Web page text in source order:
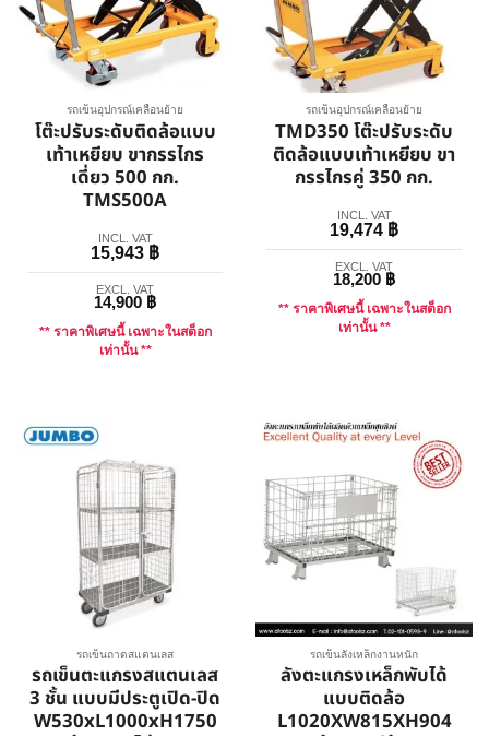
รถเข็นอุปกรณ์เคลื่อนย้าย
โต๊ะปรับระดับติดล้อแบบ
เท้าเหยียบ ขากรรไกร
เดี่ยว 500 กก.
TMS500A
INCL. VAT
15,943 ฿
EXCL. VAT
14,900 ฿
** ราคาพิเศษนี้ เฉพาะในสต็อก
เท่านั้น **
รถเข็นอุปกรณ์เคลื่อนย้าย
TMD350 โต๊ะปรับระดับ
ติดล้อแบบเท้าเหยียบ ขา
กรรไกรคู่ 350 กก.
INCL. VAT
19,474 ฿
EXCL. VAT
18,200 ฿
** ราคาพิเศษนี้ เฉพาะในสต็อก
เท่านั้น **
รถเข็นถาดสแตนเลส
รถเข็นตะแกรงสแตนเลส
3 ชั้น แบบมีประตูเปิด-ปิด
W530xL1000xH1750
รถเข็นลังเหล็กงานหนัก
ลังตะแกรงเหล็กพับได้
แบบติดล้อ
L1020XW815XH904